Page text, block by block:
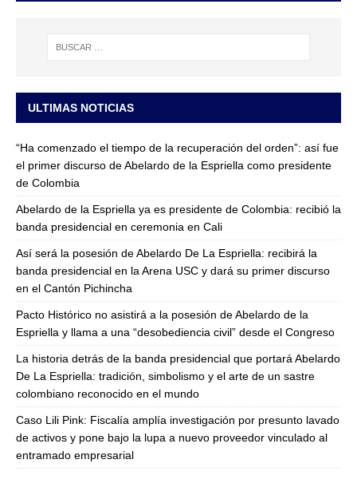
ULTIMAS NOTICIAS
“Ha comenzado el tiempo de la recuperación del orden”: así fue
el primer discurso de Abelardo de la Espriella como presidente
de Colombia
Abelardo de la Espriella ya es presidente de Colombia: recibió la
banda presidencial en ceremonia en Cali
Así será la posesión de Abelardo De La Espriella: recibirá la
banda presidencial en la Arena USC y dará su primer discurso
en el Cantón Pichincha
Pacto Histórico no asistirá a la posesión de Abelardo de la
Espriella y llama a una “desobediencia civil” desde el Congreso
La historia detrás de la banda presidencial que portará Abelardo
De La Espriella: tradición, simbolismo y el arte de un sastre
colombiano reconocido en el mundo
Caso Lili Pink: Fiscalía amplía investigación por presunto lavado
de activos y pone bajo la lupa a nuevo proveedor vinculado al
entramado empresarial